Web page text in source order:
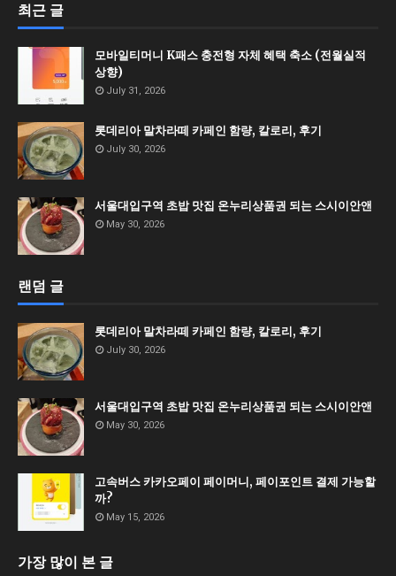
최근 글
모바일티머니 K패스 충전형 자체 혜택 축소 (전월실적
상향)
July 31, 2026
롯데리아 말차라떼 카페인 함량, 칼로리, 후기
July 30, 2026
서울대입구역 초밥 맛집 온누리상품권 되는 스시이안앤
May 30, 2026
랜덤 글
롯데리아 말차라떼 카페인 함량, 칼로리, 후기
July 30, 2026
서울대입구역 초밥 맛집 온누리상품권 되는 스시이안앤
May 30, 2026
고속버스 카카오페이 페이머니, 페이포인트 결제 가능할
까?
May 15, 2026
가장 많이 본 글